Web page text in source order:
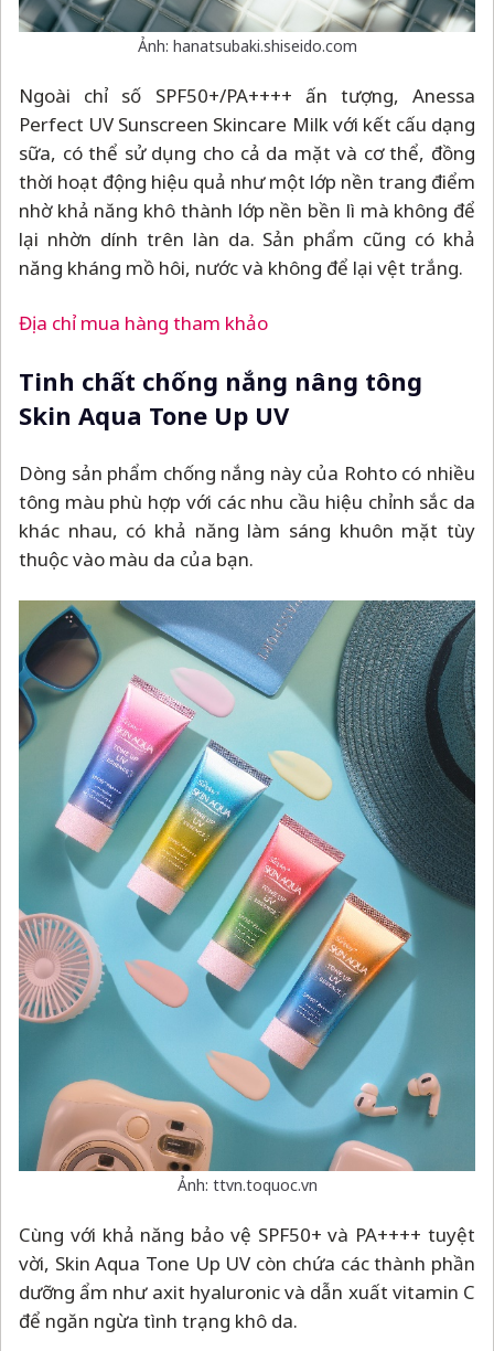
Ảnh: hanatsubaki.shiseido.com
Ngoài chỉ số SPF50+/PA++++ ấn tượng, Anessa
Perfect UV Sunscreen Skincare Milk với kết cấu dạng
sữa, có thể sử dụng cho cả da mặt và cơ thể, đồng
thời hoạt động hiệu quả như một lớp nền trang điểm
nhờ khả năng khô thành lớp nền bền lì mà không để
lại nhờn dính trên làn da. Sản phẩm cũng có khả
năng kháng mồ hôi, nước và không để lại vệt trắng.
Địa chỉ mua hàng tham khảo
Tinh chất chống nắng nâng tông
Skin Aqua Tone Up UV
Dòng sản phẩm chống nắng này của Rohto có nhiều
tông màu phù hợp với các nhu cầu hiệu chỉnh sắc da
khác nhau, có khả năng làm sáng khuôn mặt tùy
thuộc vào màu da của bạn.
Ảnh: ttvn.toquoc.vn
Cùng với khả năng bảo vệ SPF50+ và PA++++ tuyệt
vời, Skin Aqua Tone Up UV còn chứa các thành phần
dưỡng ẩm như axit hyaluronic và dẫn xuất vitamin C
để ngăn ngừa tình trạng khô da.